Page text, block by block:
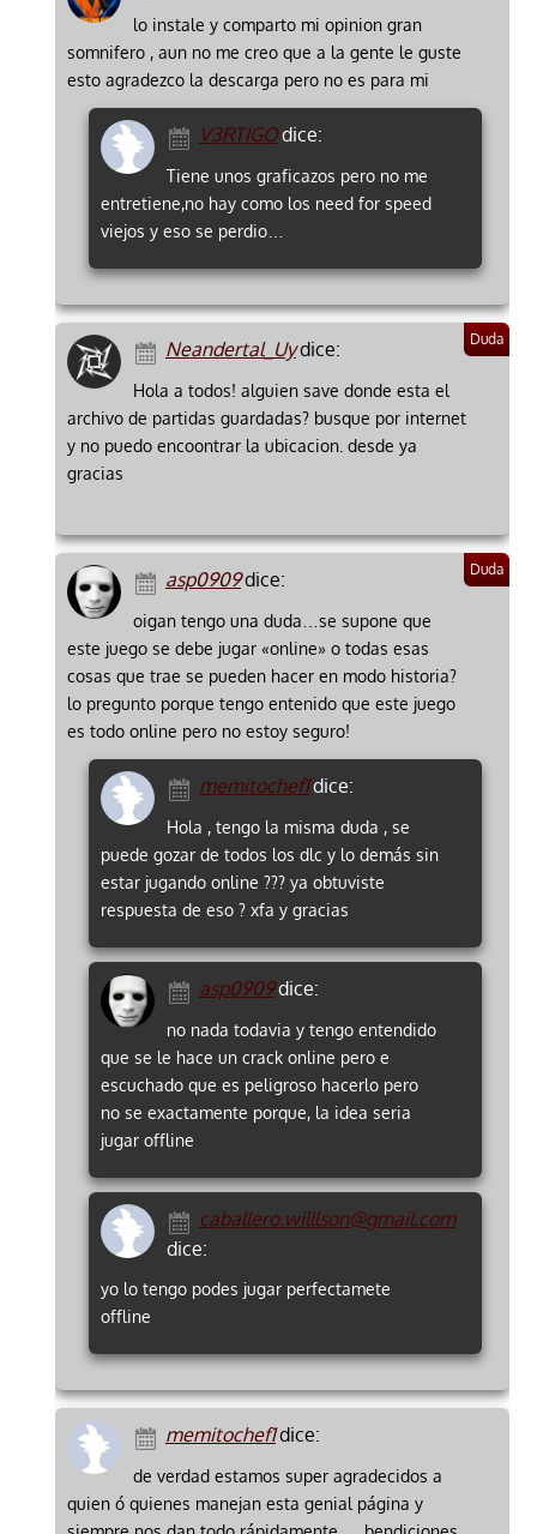
lo instale y comparto mi opinion gran
somnifero , aun no me creo que a la gente le guste
esto agradezco la descarga pero no es para mi
V3RTIGOdice:
Tiene unos graficazos pero no me
entretiene,no hay como los need for speed
viejos y eso se perdio…
Neandertal_Uydice:
Hola a todos! alguien save donde esta el
archivo de partidas guardadas? busque por internet
y no puedo encoontrar la ubicacion. desde ya
gracias
asp0909dice:
oigan tengo una duda…se supone que
este juego se debe jugar «online» o todas esas
cosas que trae se pueden hacer en modo historia?
lo pregunto porque tengo entenido que este juego
es todo online pero no estoy seguro!
memitochef1dice:
Hola , tengo la misma duda , se
puede gozar de todos los dlc y lo demás sin
estar jugando online ??? ya obtuviste
respuesta de eso ? xfa y gracias
asp0909dice:
no nada todavia y tengo entendido
que se le hace un crack online pero e
escuchado que es peligroso hacerlo pero
no se exactamente porque, la idea seria
jugar offline
caballero.willlson@gmail.com
dice:
yo lo tengo podes jugar perfectamete
offline
memitochef1dice:
de verdad estamos super agradecidos a
quien ó quienes manejan esta genial página y